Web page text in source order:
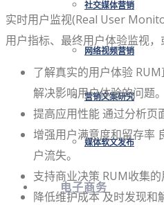
社交媒体营销
网络视频营销
营销文案研究
媒体软文发布
电子商务
实时用户监视(Real User
用户指标、最终用户体验监视
了解真实的用户体验
解决影响用户体验的问题。
提高应用性能 通过分析页
增强用户满意度和留存率
户流失。
支持商业决策 RUM收集
降低维护成本 及时发现和